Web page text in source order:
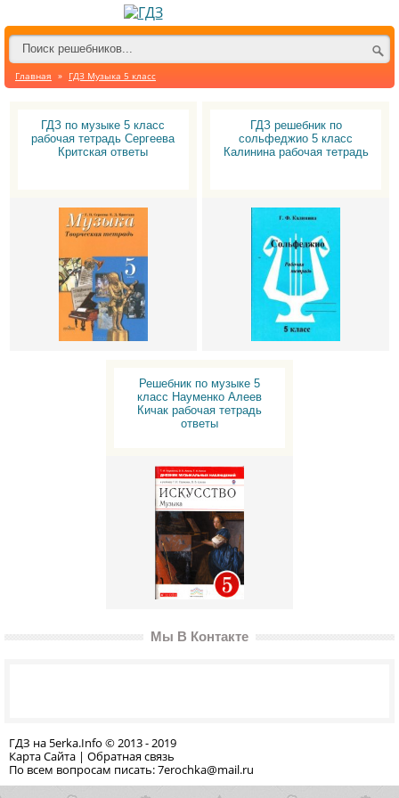
Главная » ГДЗ Музыка 5 класс
ГДЗ по музыке 5 класс
рабочая тетрадь Сергеева
Критская ответы
ГДЗ решебник по
сольфеджио 5 класс
Калинина рабочая тетрадь
Решебник по музыке 5
класс Науменко Алеев
Кичак рабочая тетрадь
ответы
Мы В Контакте
ГДЗ на 5erka.Info © 2013 - 2019
Карта Сайта | Обратная связь
По всем вопросам писать: 7erochka@mail.ru